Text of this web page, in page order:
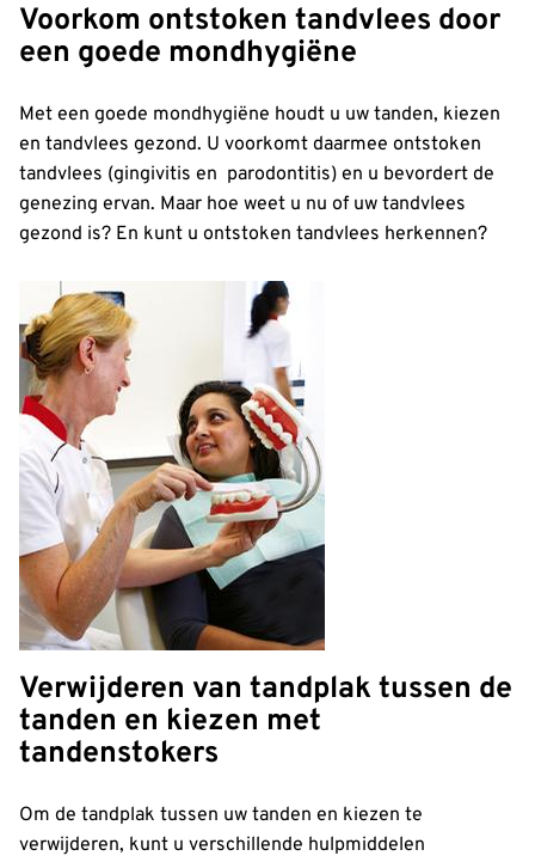
Voorkom ontstoken tandvlees door
een goede mondhygiëne
Met een goede mondhygiëne houdt u uw tanden, kiezen
en tandvlees gezond. U voorkomt daarmee ontstoken
tandvlees (gingivitis en parodontitis) en u bevordert de
genezing ervan. Maar hoe weet u nu of uw tandvlees
gezond is? En kunt u ontstoken tandvlees herkennen?
Verwijderen van tandplak tussen de
tanden en kiezen met
tandenstokers
Om de tandplak tussen uw tanden en kiezen te
verwijderen, kunt u verschillende hulpmiddelen